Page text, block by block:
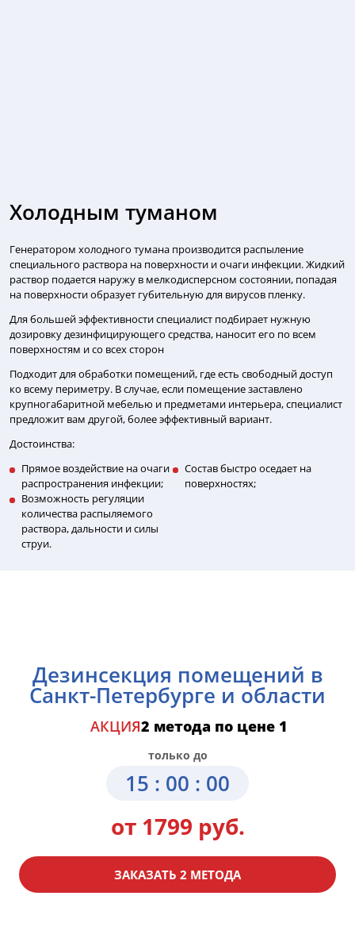
Холодным туманом
Генератором холодного тумана производится распыление
специального раствора на поверхности и очаги инфекции. Жидкий
раствор подается наружу в мелкодисперсном состоянии, попадая
на поверхности образует губительную для вирусов пленку.
Для большей эффективности специалист подбирает нужную
дозировку дезинфицирующего средства, наносит его по всем
поверхностям и со всех сторон
Подходит для обработки помещений, где есть свободный доступ
ко всему периметру. В случае, если помещение заставлено
крупногабаритной мебелью и предметами интерьера, специалист
предложит вам другой, более эффективный вариант.
Достоинства:
Прямое воздействие на очаги
распространения инфекции;
Состав быстро оседает на
поверхностях;
Возможность регуляции
количества распыляемого
раствора, дальности и силы
струи.
Дезинсекция помещений в
Санкт-Петербурге и области
АКЦИЯ2 метода по цене 1
только до
15 : 00 : 00
от 1799 руб.
ЗАКАЗАТЬ 2 МЕТОДА